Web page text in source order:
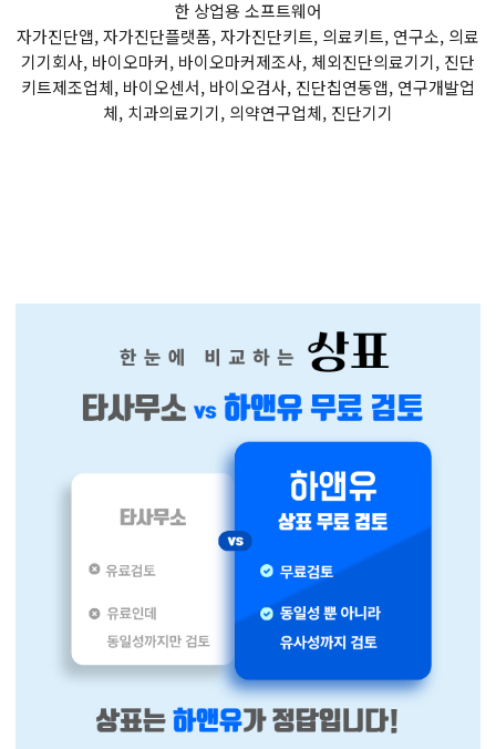
한 상업용 소프트웨어
자가진단앱, 자가진단플랫폼, 자가진단키트, 의료키트, 연구소, 의료
기기회사, 바이오마커, 바이오마커제조사, 체외진단의료기기, 진단
키트제조업체, 바이오센서, 바이오검사, 진단칩연동앱, 연구개발업
체, 치과의료기기, 의약연구업체, 진단기기